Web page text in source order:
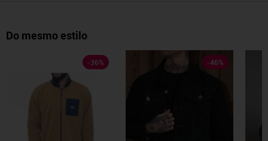
Do mesmo estilo
-36% -46%